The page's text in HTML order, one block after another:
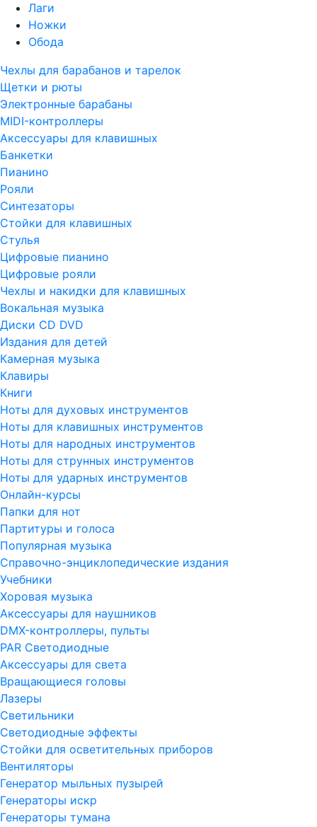
Лаги
Ножки
Обода
Чехлы для барабанов и тарелок
Щетки и рюты
Электронные барабаны
MIDI-контроллеры
Аксессуары для клавишных
Банкетки
Пианино
Рояли
Синтезаторы
Стойки для клавишных
Стулья
Цифровые пианино
Цифровые рояли
Чехлы и накидки для клавишных
Вокальная музыка
Диски CD DVD
Издания для детей
Камерная музыка
Клавиры
Книги
Ноты для духовых инструментов
Ноты для клавишных инструментов
Ноты для народных инструментов
Ноты для струнных инструментов
Ноты для ударных инструментов
Онлайн-курсы
Папки для нот
Партитуры и голоса
Популярная музыка
Справочно-энциклопедические издания
Учебники
Хоровая музыка
Аксессуары для наушников
DMX-контроллеры, пульты
PAR Светодиодные
Аксессуары для света
Вращающиеся головы
Лазеры
Светильники
Светодиодные эффекты
Стойки для осветительных приборов
Вентиляторы
Генератор мыльных пузырей
Генераторы искр
Генераторы тумана